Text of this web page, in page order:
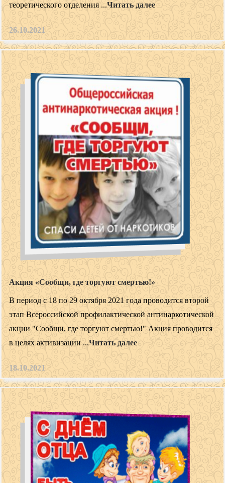
теоретического отделения ...Читать далее
26.10.2021
Акция «Сообщи, где торгуют смертью!»
В период с 18 по 29 октября 2021 года проводится второй
этап Всероссийской профилактической антинаркотической
акции "Сообщи, где торгуют смертью!" Акция проводится
в целях активизации ...Читать далее
18.10.2021